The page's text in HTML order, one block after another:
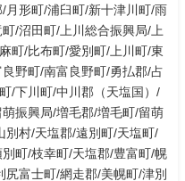
月形町/浦臼町/新十津川町/雨
/沼田町/上川総合振興局/上
町/比布町/愛別町/上川町/東
野町/南富良野町/勇払郡/占
/下川町/中川郡（天塩国）/
振興局/増毛郡/増毛町/留萌
別村/天塩郡/遠別町/天塩町/
町/枝幸町/天塩郡/豊富町/幌
富士町/網走郡/美幌町/津別